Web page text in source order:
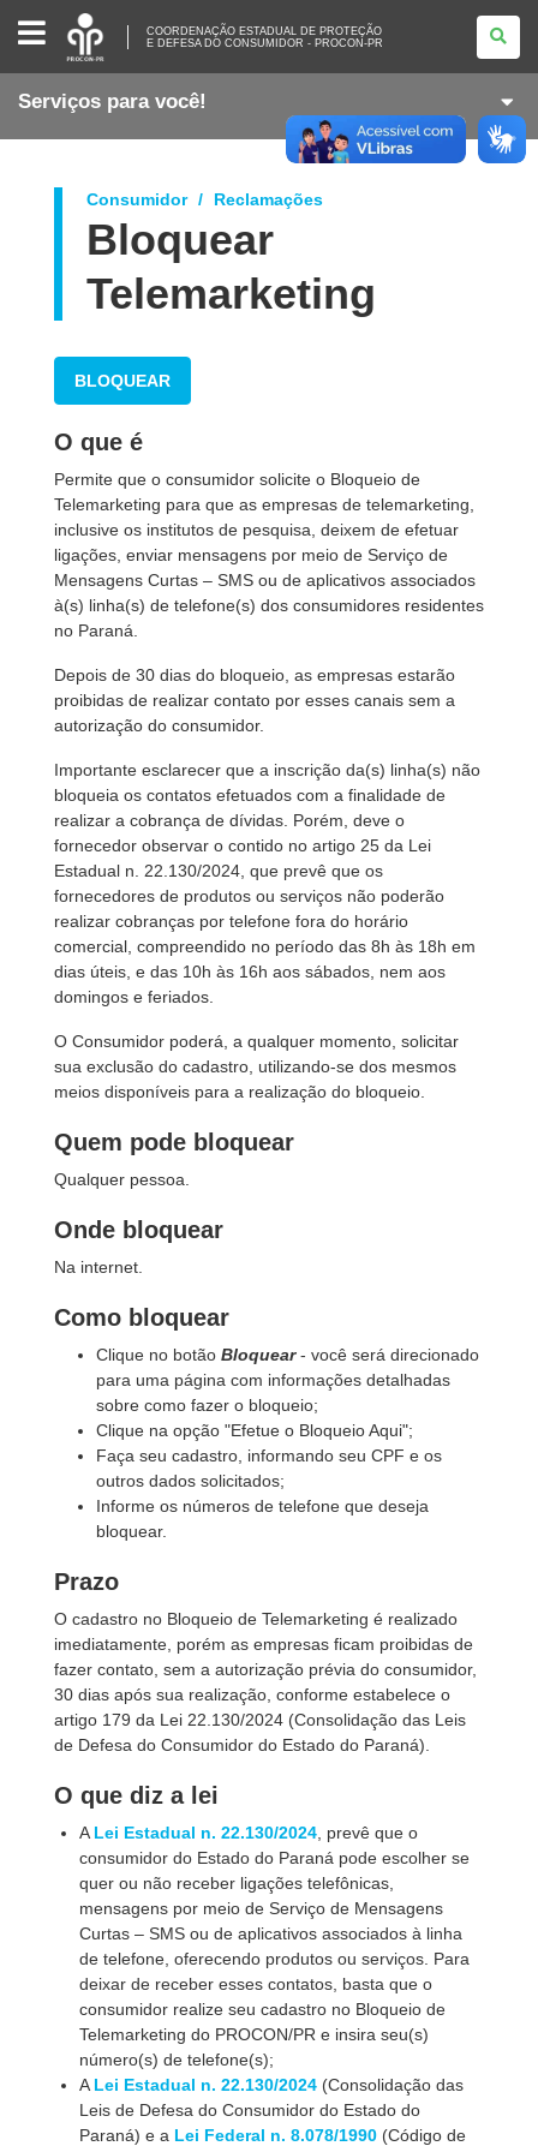
COORDENAÇÃO
ESTADUAL
DE
PROTEÇÃO
DEFESA
CONSUMIDOR
COORDENAÇÃO ESTADUAL DE PROTEÇÃO
E DEFESA DO CONSUMIDOR - PROCON-PR
Serviços para você!
Consumidor Reclamações
Bloquear
Telemarketing
BLOQUEAR
O que é
Permite que o consumidor solicite o Bloqueio de
Telemarketing para que as empresas de telemarketing,
inclusive os institutos de pesquisa, deixem de efetuar
ligações, enviar mensagens por meio de Serviço de
Mensagens Curtas – SMS ou de aplicativos associados
à(s) linha(s) de telefone(s) dos consumidores residentes
no Paraná.
Depois de 30 dias do bloqueio, as empresas estarão
proibidas de realizar contato por esses canais sem a
autorização do consumidor.
Importante esclarecer que a inscrição da(s) linha(s) não
bloqueia os contatos efetuados com a finalidade de
realizar a cobrança de dívidas. Porém, deve o
fornecedor observar o contido no artigo 25 da Lei
Estadual n. 22.130/2024, que prevê que os
fornecedores de produtos ou serviços não poderão
realizar cobranças por telefone fora do horário
comercial, compreendido no período das 8h às 18h em
dias úteis, e das 10h às 16h aos sábados, nem aos
domingos e feriados.
O Consumidor poderá, a qualquer momento, solicitar
sua exclusão do cadastro, utilizando-se dos mesmos
meios disponíveis para a realização do bloqueio.
Quem pode bloquear
Qualquer pessoa.
Onde bloquear
Na internet.
Como bloquear
Clique no botão Bloquear- você será direcionado
para uma página com informações detalhadas
sobre como fazer o bloqueio;
Clique na opção "Efetue o Bloqueio Aqui";
Faça seu cadastro, informando seu CPF e os
outros dados solicitados;
Informe os números de telefone que deseja
bloquear.
Prazo
O cadastro no Bloqueio de Telemarketing é realizado
imediatamente, porém as empresas ficam proibidas de
fazer contato, sem a autorização prévia do consumidor,
30 dias após sua realização, conforme estabelece o
artigo 179 da Lei 22.130/2024 (Consolidação das Leis
de Defesa do Consumidor do Estado do Paraná).
O que diz a lei
A Lei Estadual n. 22.130/2024 , prevê que o
consumidor do Estado do Paraná pode escolher se
quer ou não receber ligações telefônicas,
mensagens por meio de Serviço de Mensagens
Curtas – SMS ou de aplicativos associados à linha
de telefone, oferecendo produtos ou serviços. Para
deixar de receber esses contatos, basta que o
consumidor realize seu cadastro no Bloqueio de
Telemarketing do PROCON/PR e insira seu(s)
número(s) de telefone(s);
A Lei Estadual n. 22.130/2024 (Consolidação das
Leis de Defesa do Consumidor do Estado do
Paraná) e a Lei Federal n. 8.078/1990 (Código de